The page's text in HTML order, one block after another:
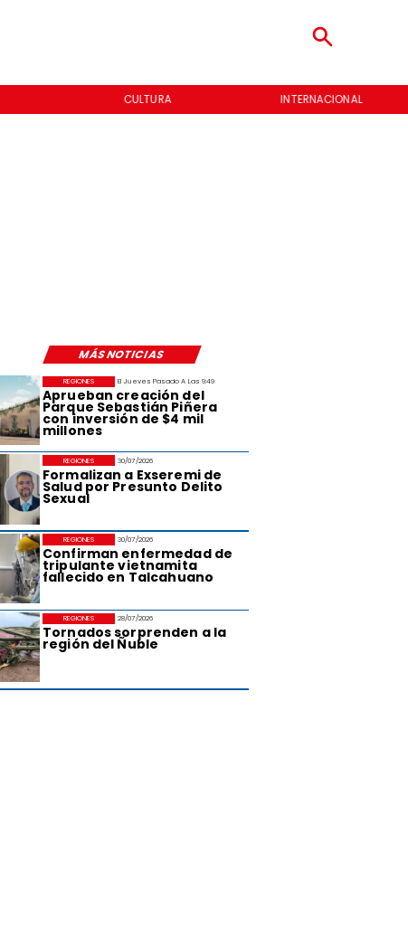
CULTURA INTERNACIONAL
MÁS NOTICIAS
El Jueves Pasado A Las 9:49
Aprueban creación del
Parque Sebastián Piñera
con inversión de $4 mil
millones
REGIONES
30/07/2026
Formalizan a Exseremi de
Salud por Presunto Delito
Sexual
REGIONES
30/07/2026
Confirman enfermedad de
tripulante vietnamita
fallecido en Talcahuano
REGIONES
28/07/2026
Tornados sorprenden a la
región del Ñuble
REGIONES